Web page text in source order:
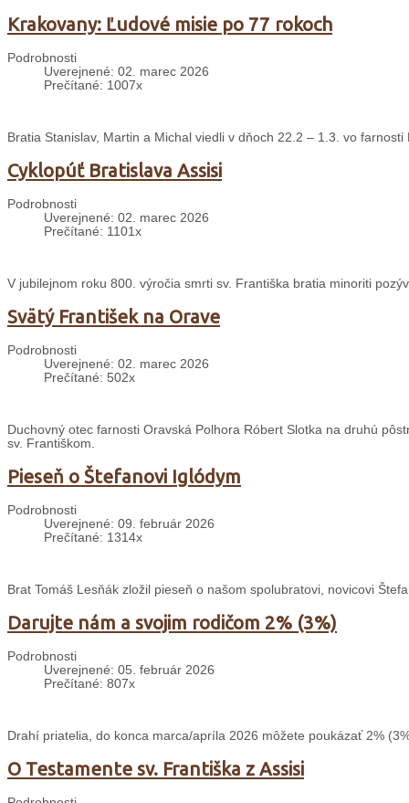
Krakovany: Ľudové misie po 77 rokoch
Podrobnosti
Uverejnené: 02. marec 2026
Prečítané: 1007x
Bratia Stanislav, Martin a Michal viedli v dňoch 22.2 – 1.3. vo
Cyklopúť Bratislava Assisi
Podrobnosti
Uverejnené: 02. marec 2026
Prečítané: 1101x
V jubilejnom roku 800. výročia smrti sv. Františka bratia minoriti
Svätý František na Orave
Podrobnosti
Uverejnené: 02. marec 2026
Prečítané: 502x
Duchovný otec farnosti Oravská Polhora Róbert Slotka na druhú
sv. Františkom.
Pieseň o Štefanovi Iglódym
Podrobnosti
Uverejnené: 09. február 2026
Prečítané: 1314x
Brat Tomáš Lesňák zložil pieseň o našom spolubratovi, novicovi
Darujte nám a svojim rodičom 2% (3%)
Podrobnosti
Uverejnené: 05. február 2026
Prečítané: 807x
Drahí priatelia, do konca marca/apríla 2026 môžete poukázať 2%
O Testamente sv. Františka z Assisi